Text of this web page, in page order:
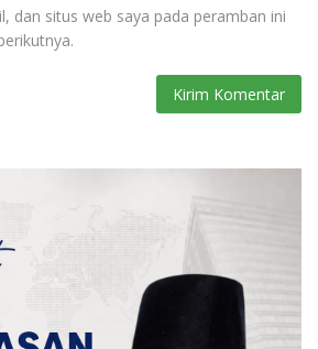
dan situs web saya pada peramban ini